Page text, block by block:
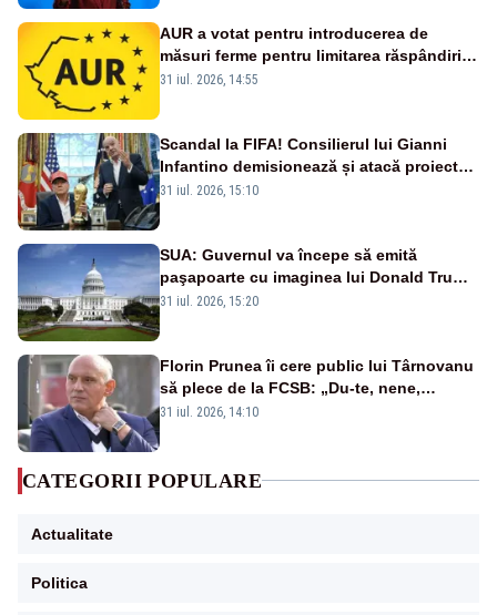
AUR a votat pentru introducerea de
măsuri ferme pentru limitarea răspândirii
virusului pestei porcine africane
31 iul. 2026, 14:55
Scandal la FIFA! Consilierul lui Gianni
Infantino demisionează și atacă proiectul
privind investitorii străini
31 iul. 2026, 15:10
SUA: Guvernul va începe să emită
paşapoarte cu imaginea lui Donald Trump
începând cu 8 august
31 iul. 2026, 15:20
Florin Prunea îi cere public lui Târnovanu
să plece de la FCSB: „Du-te, nene,
învârtindu-te!”
31 iul. 2026, 14:10
CATEGORII POPULARE
Actualitate
Politica